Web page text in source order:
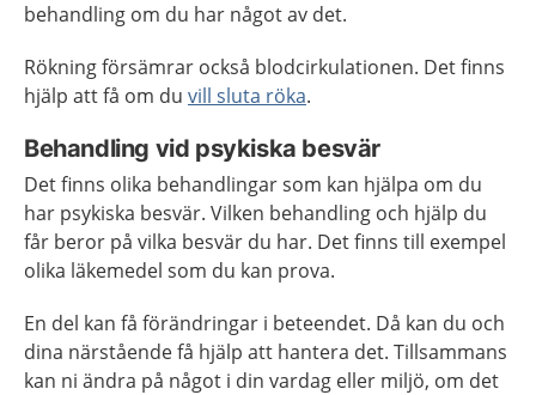
behandling om du har något av det.
Rökning försämrar också blodcirkulationen. Det finns
hjälp att få om du vill sluta röka.
Behandling vid psykiska besvär
Det finns olika behandlingar som kan hjälpa om du
har psykiska besvär. Vilken behandling och hjälp du
får beror på vilka besvär du har. Det finns till exempel
olika läkemedel som du kan prova.
En del kan få förändringar i beteendet. Då kan du och
dina närstående få hjälp att hantera det. Tillsammans
kan ni ändra på något i din vardag eller miljö, om det